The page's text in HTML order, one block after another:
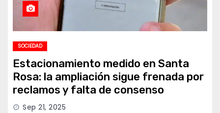
SOCIEDAD
Estacionamiento medido en Santa
Rosa: la ampliación sigue frenada por
reclamos y falta de consenso
Sep 21, 2025